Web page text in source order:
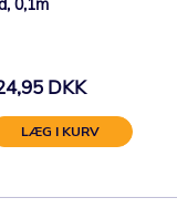
0,1m
DKK
LÆG I KURV